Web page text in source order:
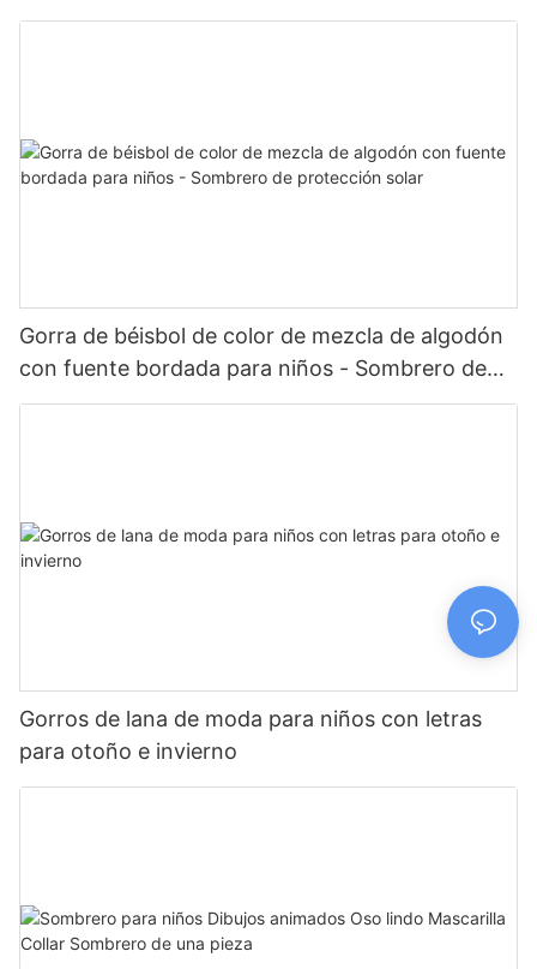
(primavera/verano)
Gorra de béisbol de color de mezcla de algodón
con fuente bordada para niños - Sombrero de
protección solar
Gorros de lana de moda para niños con letras
para otoño e invierno